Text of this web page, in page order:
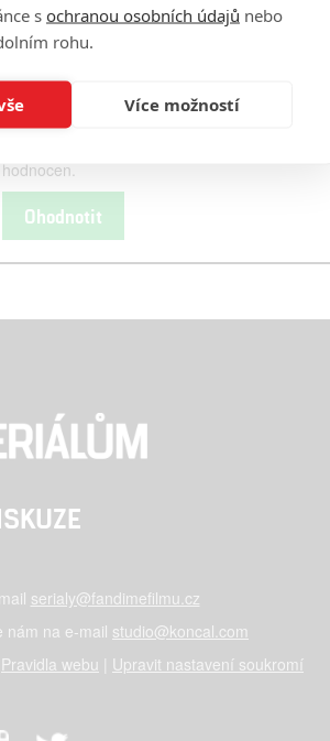
hodnocen.
Ohodnotit
serialy@fandimefilmu.cz
nám na e-mail studio@koncal.com
Pravidla webu Upravit nastavení soukromí
s ochranou osobních údajů nebo
rohu.
Více možností